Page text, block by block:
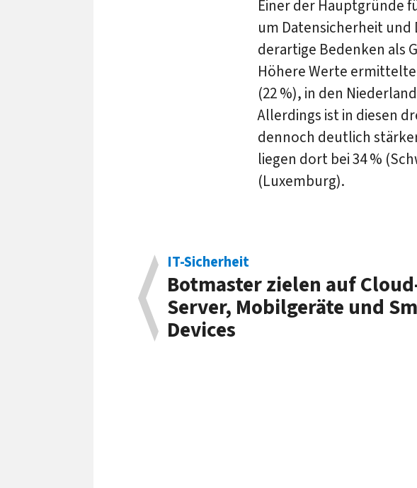
Einer der Hauptgründe
um Datensicherheit und
derartige Bedenken als
Höhere Werte
(22 %), in den
Allerdings ist in diesen
dennoch deutlich
liegen dort bei 34 %
(Luxemburg).
IT-Sicherheit
Botmaster zielen auf
Server, Mobilgeräte und
Devices